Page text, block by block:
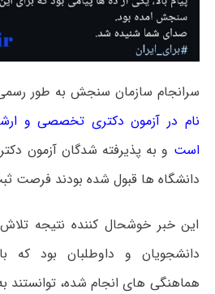
سرانجام سازمان سنجش به طور رسمی
است
دانشگاه ها قبول شده بودند فرصت
این خبر خوشحال کننده نتیجه
دانشجویان و داوطلبان بود که
هماهنگی های انجام شده،